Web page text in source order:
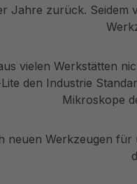
Jahre zurück.
vielen Werkstätten
den Industrie
Mikroskope
Werkzeugen